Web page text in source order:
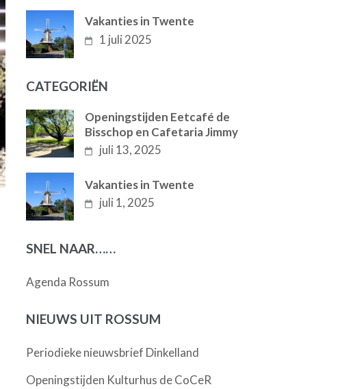
Vakanties in Twente
1 juli 2025
CATEGORIËN
Openingstijden Eetcafé de
Bisschop en Cafetaria Jimmy
juli 13, 2025
Vakanties in Twente
juli 1, 2025
SNEL NAAR……
Agenda Rossum
NIEUWS UIT ROSSUM
Periodieke nieuwsbrief Dinkelland
Openingstijden Kulturhus de CoCeR